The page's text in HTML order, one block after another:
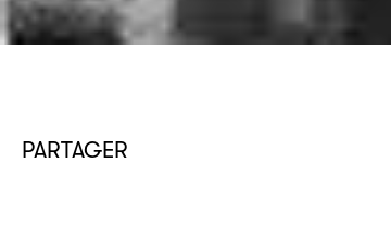
PARTAGER